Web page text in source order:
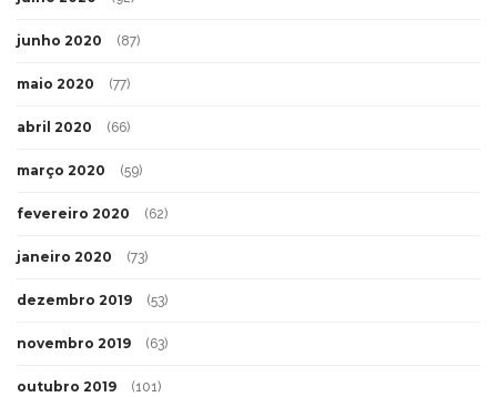
junho 2020 (87)
maio 2020 (77)
abril 2020 (66)
março 2020 (59)
fevereiro 2020 (62)
janeiro 2020 (73)
dezembro 2019 (53)
novembro 2019 (63)
outubro 2019 (101)